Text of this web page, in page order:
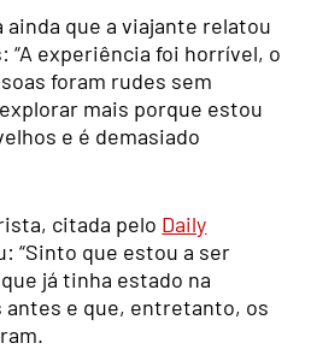
que a viajante relatou
experiência foi horrível, o
foram rudes sem
mais porque estou
e é demasiado
citada pelo Daily
“Sinto que estou a ser
já tinha estado na
antes e que, entretanto, os